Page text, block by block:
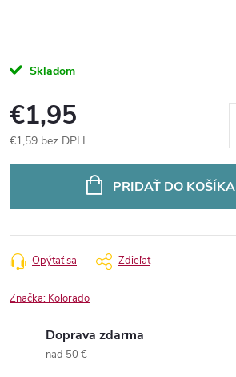
Skladom
€1,95
€1,59 bez DPH
PRIDAŤ DO KOŠÍKA
Opýtať sa Zdieľať
Značka: Kolorado
Doprava zdarma
nad 50 €